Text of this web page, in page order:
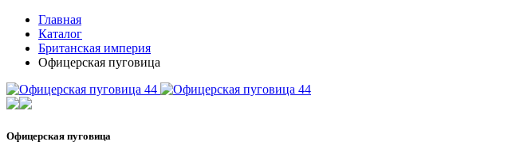
Главная
Каталог
Британская империя
Офицерская пуговица
Офицерская пуговица